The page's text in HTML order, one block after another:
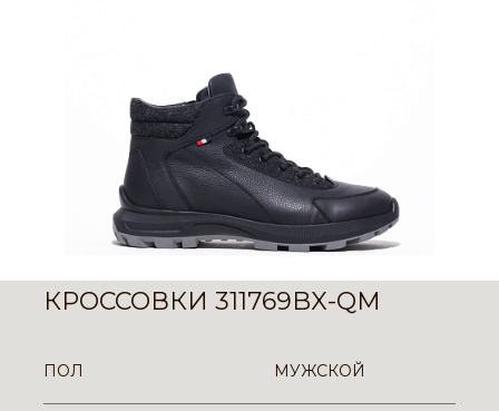
КРОССОВКИ 311769BX-QM
ПОЛ МУЖСКОЙ